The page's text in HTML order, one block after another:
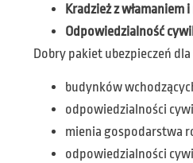
Kradzież z włamaniem
Odpowiedzialność
Dobry pakiet ubezpieczeń
budynków
odpowiedzialności
mienia gospodarstwa
odpowiedzialności